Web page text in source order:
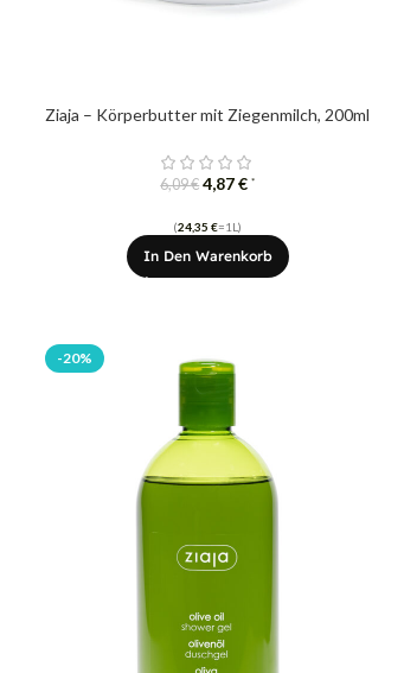
Ziaja – Körperbutter mit Ziegenmilch, 200ml
6,09€ 4,87€ *
(24,35€=1L)
In Den Warenkorb
-20%